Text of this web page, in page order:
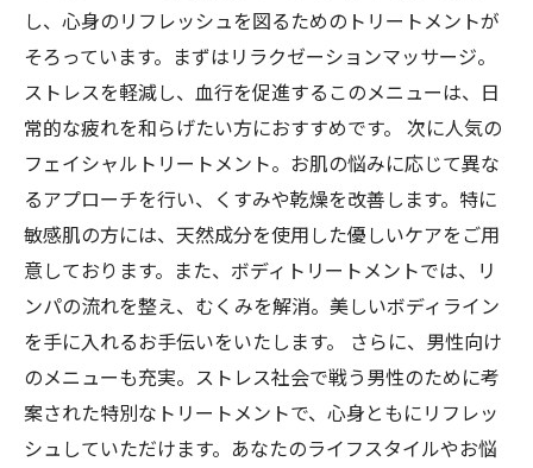
し、心身のリフレッシュを図るためのトリートメントが
そろっています。まずはリラクゼーションマッサージ。
ストレスを軽減し、血行を促進するこのメニューは、日
常的な疲れを和らげたい方におすすめです。 次に人気の
フェイシャルトリートメント。お肌の悩みに応じて異な
るアプローチを行い、くすみや乾燥を改善します。特に
敏感肌の方には、天然成分を使用した優しいケアをご用
意しております。また、ボディトリートメントでは、リ
ンパの流れを整え、むくみを解消。美しいボディライン
を手に入れるお手伝いをいたします。 さらに、男性向け
のメニューも充実。ストレス社会で戦う男性のために考
案された特別なトリートメントで、心身ともにリフレッ
シュしていただけます。あなたのライフスタイルやお悩